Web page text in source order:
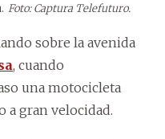
Foto: Captura Telefuturo.
sobre la avenida
, cuando
una motocicleta
a gran velocidad.